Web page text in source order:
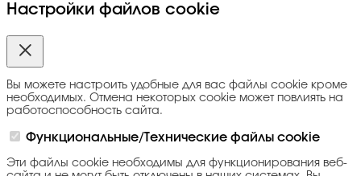
Настройки файлов cookie
Вы можете настроить удобные для вас файлы cookie кроме
необходимых. Отмена некоторых cookie может повлиять на
работоспособность сайта.
Функциональные/Технические файлы cookie
Эти файлы cookie необходимы для функционирования веб-